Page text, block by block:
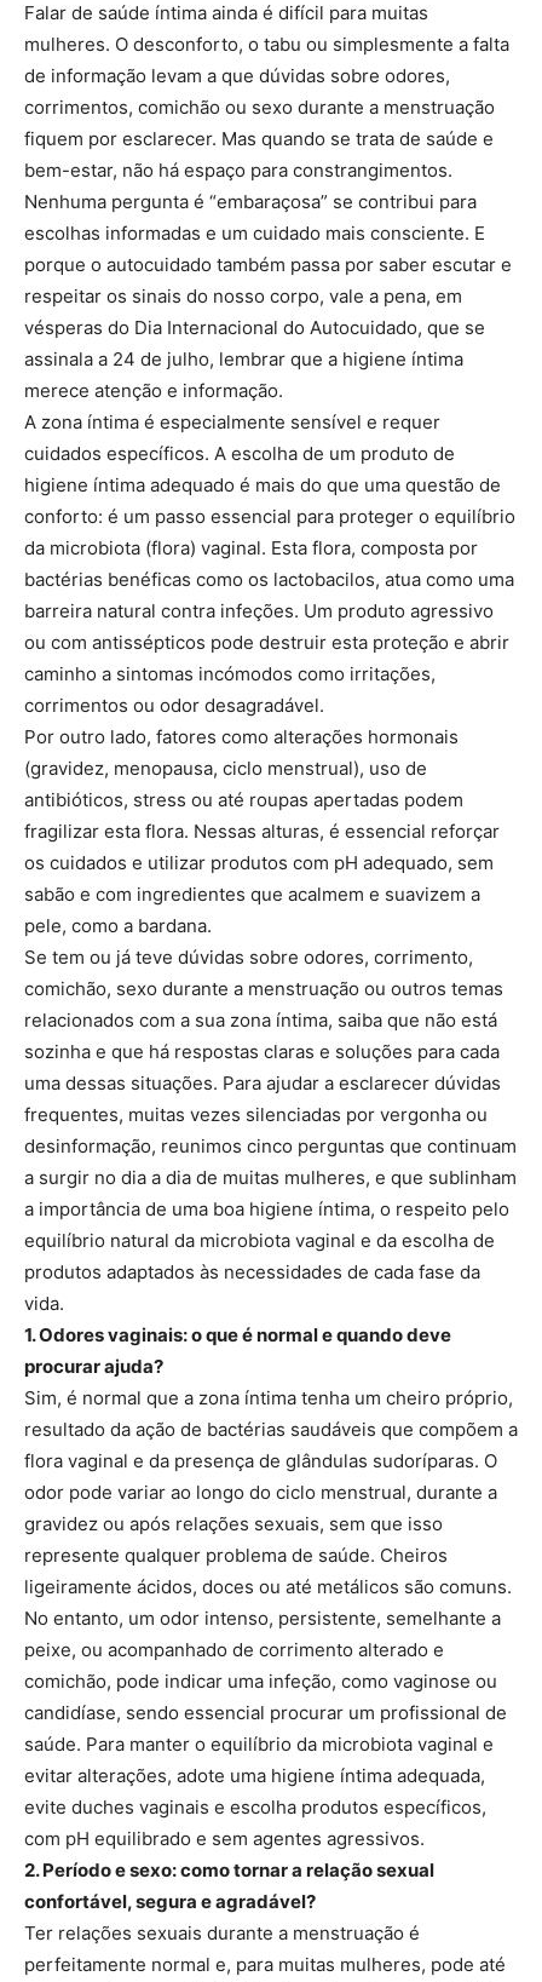
Falar de saúde íntima ainda é difícil para muitas
mulheres. O desconforto, o tabu ou simplesmente a falta
de informação levam a que dúvidas sobre odores,
corrimentos, comichão ou sexo durante a menstruação
fiquem por esclarecer. Mas quando se trata de saúde e
bem-estar, não há espaço para constrangimentos.
Nenhuma pergunta é “embaraçosa” se contribui para
escolhas informadas e um cuidado mais consciente. E
porque o autocuidado também passa por saber escutar e
respeitar os sinais do nosso corpo, vale a pena, em
vésperas do Dia Internacional do Autocuidado, que se
assinala a 24 de julho, lembrar que a higiene íntima
merece atenção e informação.
A zona íntima é especialmente sensível e requer
cuidados específicos. A escolha de um produto de
higiene íntima adequado é mais do que uma questão de
conforto: é um passo essencial para proteger o equilíbrio
da microbiota (flora) vaginal. Esta flora, composta por
bactérias benéficas como os lactobacilos, atua como uma
barreira natural contra infeções. Um produto agressivo
ou com antissépticos pode destruir esta proteção e abrir
caminho a sintomas incómodos como irritações,
corrimentos ou odor desagradável.
Por outro lado, fatores como alterações hormonais
(gravidez, menopausa, ciclo menstrual), uso de
antibióticos, stress ou até roupas apertadas podem
fragilizar esta flora. Nessas alturas, é essencial reforçar
os cuidados e utilizar produtos com pH adequado, sem
sabão e com ingredientes que acalmem e suavizem a
pele, como a bardana.
Se tem ou já teve dúvidas sobre odores, corrimento,
comichão, sexo durante a menstruação ou outros temas
relacionados com a sua zona íntima, saiba que não está
sozinha e que há respostas claras e soluções para cada
uma dessas situações. Para ajudar a esclarecer dúvidas
frequentes, muitas vezes silenciadas por vergonha ou
desinformação, reunimos cinco perguntas que continuam
a surgir no dia a dia de muitas mulheres, e que sublinham
a importância de uma boa higiene íntima, o respeito pelo
equilíbrio natural da microbiota vaginal e da escolha de
produtos adaptados às necessidades de cada fase da
vida.
1. Odores vaginais: o que é normal e quando deve
procurar ajuda?
Sim, é normal que a zona íntima tenha um cheiro próprio,
resultado da ação de bactérias saudáveis que compõem a
flora vaginal e da presença de glândulas sudoríparas. O
odor pode variar ao longo do ciclo menstrual, durante a
gravidez ou após relações sexuais, sem que isso
represente qualquer problema de saúde. Cheiros
ligeiramente ácidos, doces ou até metálicos são comuns.
No entanto, um odor intenso, persistente, semelhante a
peixe, ou acompanhado de corrimento alterado e
comichão, pode indicar uma infeção, como vaginose ou
candidíase, sendo essencial procurar um profissional de
saúde. Para manter o equilíbrio da microbiota vaginal e
evitar alterações, adote uma higiene íntima adequada,
evite duches vaginais e escolha produtos específicos,
com pH equilibrado e sem agentes agressivos.
2. Período e sexo: como tornar a relação sexual
confortável, segura e agradável?
Ter relações sexuais durante a menstruação é
perfeitamente normal e, para muitas mulheres, pode até